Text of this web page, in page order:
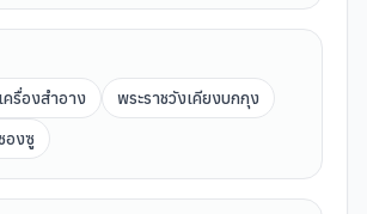
ครื่องสำอาง
พระราชวังเคียงบกกุง
องซู